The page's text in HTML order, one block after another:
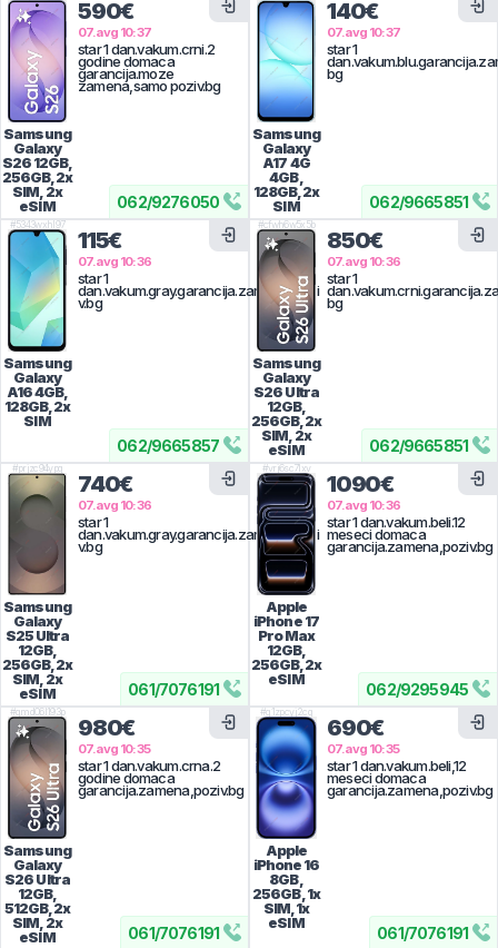
062/9276050
Samsung
Galaxy
S2612GB,
256GB, 2x
SIM, 2x
eSIM
590€
07.avg 10:37
star 1 dan.vakum.crni.2
godine domaca
garancija.moze
zamena,samo poziv.bg
062/9665851
Samsung
Galaxy
A17 4G
4GB,
128GB, 2x
SIM
140€
07.avg 10:37
star 1
bg
062/9665857
#5343wxhl97
Samsung
Galaxy
A164GB,
128GB, 2x
SIM
115€
07.avg 10:36
star 1
dan.vakum.gray.garancija.zamena,pozi
v.bg
062/9665851
#cfwh6w5x5b
Samsung
Galaxy
S26 Ultra
12GB,
256GB, 2x
SIM, 2x
eSIM
850€
07.avg 10:36
star 1
bg
061/7076191
#prjzc94ypg
Samsung
Galaxy
S25 Ultra
12GB,
256GB, 2x
SIM, 2x
eSIM
740€
07.avg 10:36
star 1
dan.vakum.gray.garancija.zamena,pozi
v.bg
062/9295945
#vrj6sc7lxv
Apple
iPhone 17
Pro Max
12GB,
256GB, 2x
eSIM
1090€
07.avg 10:36
star 1 dan.vakum.beli.12
meseci domaca
garancija.zamena,poziv.bg
061/7076191
#qmd06l193p
Samsung
Galaxy
S26 Ultra
12GB,
512GB, 2x
SIM, 2x
eSIM
980€
07.avg 10:35
star 1 dan.vakum.crna.2
godine domaca
garancija.zamena,poziv.bg
061/7076191
#g1zpcyj2cg
Apple
iPhone 16
8GB,
256GB, 1x
SIM, 1x
eSIM
690€
07.avg 10:35
star 1 dan.vakum.beli,12
meseci domaca
garancija.zamena,poziv.bg